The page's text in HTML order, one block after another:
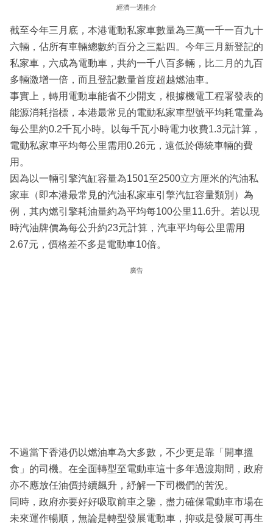
經濟一週推介
截至今年三月底，本港電動私家車數量為三萬一千一百九十
六輛，佔所有車輛總數約百分之三點四。今年三月新登記的
私家車，六成為電動車，共約一千八百多輛，比二月的九百
多輛激增一倍，而且登記數量首度超越燃油車。
事實上，轉用電動車能省不少開支，根據機電工程署發表的
能源消耗指標，本港最常見的電動私家車型號平均耗電量為
每公里約0.2千瓦小時。以每千瓦小時電力收費1.3元計算，
電動私家車平均每公里需用0.26元，遠低於傳統車輛的費
用。
因為以一輛引擎汽缸容量為1501至2500立方厘米的汽油私
家車（即本港最常見的汽油私家車引擎汽缸容量類別）為
例，其內燃引擎耗油量約為平均每100公里11.6升。若以現
時汽油牌價為每公升約23元計算，汽車平均每公里需用
2.67元，價格差不多是電動車10倍。
廣告
不過當下香港仍以燃油車為大多數，不少更是靠「開車搵
食」的司機。在全面轉型至電動車這十多年過渡期間，政府
亦不應放任油價持續飆升，紓解一下司機們的苦況。
同時，政府亦要好好吸取前車之鑒，盡力確保電動車市場在
未來運作暢順，無論是轉型發展電動車，抑或是發展可再生